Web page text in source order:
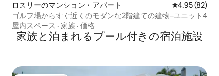
ロスリーのマンション・アパート レビュー82
4.95 (82)
ゴルフ場からすぐ近くのモダンな2階建ての建物–ユニット4
屋内スペース · 家族 · 価格
家族と泊まれるプール付きの宿泊施設